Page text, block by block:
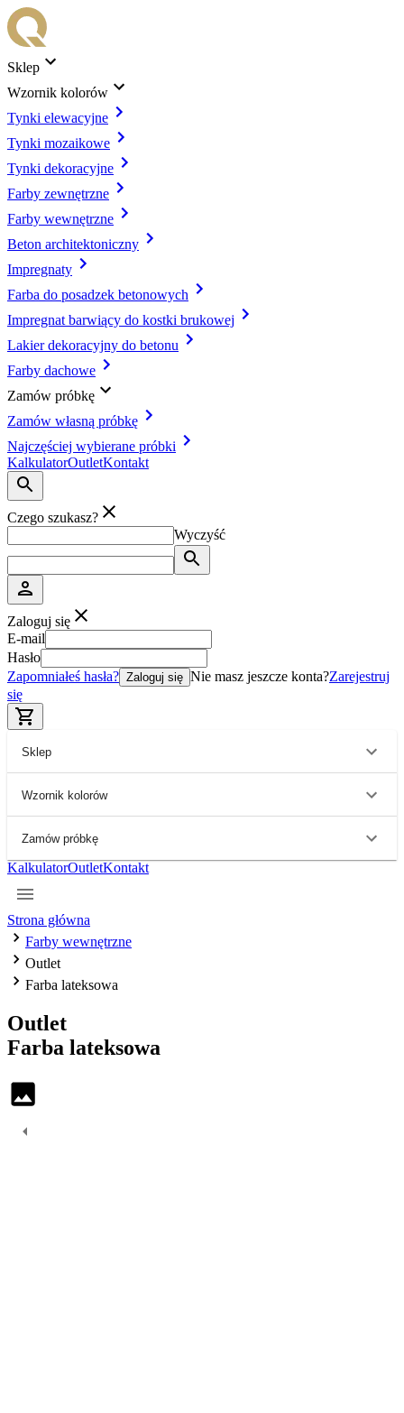
Sklep
Wzornik kolorów
Tynki elewacyjne
Tynki mozaikowe
Tynki dekoracyjne
Farby zewnętrzne
Farby wewnętrzne
Beton architektoniczny
Impregnaty
Farba do posadzek betonowych
Impregnat barwiący do kostki brukowej
Lakier dekoracyjny do betonu
Farby dachowe
Zamów próbkę
Zamów własną próbkę
Najczęściej wybierane próbki
KalkulatorOutletKontakt
Czego szukasz?
Wyczyść
Zaloguj się
E-mail
Hasło
Zapomniałeś hasła? Zaloguj się Nie masz jeszcze konta?Zarejestruj
się
Sklep
Wzornik kolorów
Zamów próbkę
KalkulatorOutletKontakt
Strona główna
Farby wewnętrzne
Outlet
Farba lateksowa
Outlet
Farba lateksowa